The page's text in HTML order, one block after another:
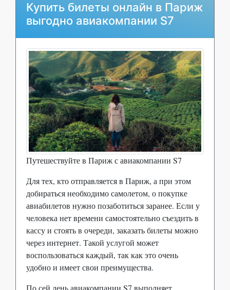
Купить билеты онлайн в Париж
выгодно авиакомпании S7
Путешествуйте в Париж с авиакомпании S7
Для тех, кто отправляется в Париж, а при этом
добираться необходимо самолетом, о покупке
авиабилетов нужно позаботиться заранее. Если у
человека нет времени самостоятельно съездить в
кассу и стоять в очереди, заказать билеты можно
через интернет. Такой услугой может
воспользоваться каждый, так как это очень
удобно и имеет свои преимущества.
По сей день авиакомпании S7 выполняет